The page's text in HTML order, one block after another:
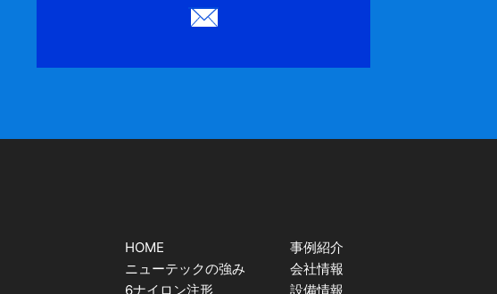
HOME
ニューテックの強み
6ナイロン注形
事例紹介
会社情報
設備情報